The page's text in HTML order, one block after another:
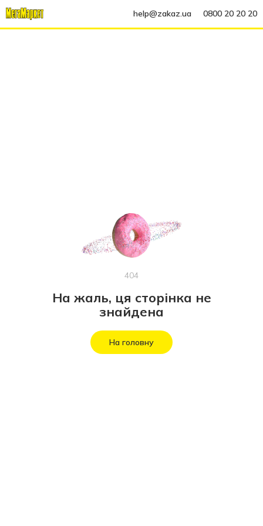
help@zakaz.ua 0800 20 20 20
404
На жаль, ця сторінка не
знайдена
На головну